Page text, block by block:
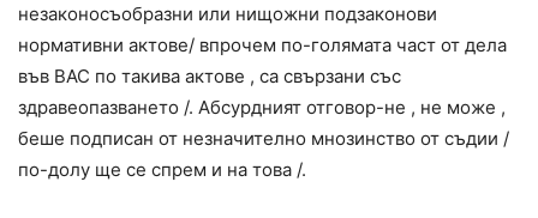
незаконосъобразни или нищожни подзаконови
нормативни актове/ впрочем по-голямата част от дела
във ВАС по такива актове , са свързани със
здравеопазването /. Абсурдният отговор-не , не може ,
беше подписан от незначително мнозинство от съдии /
по-долу ще се спрем и на това /.